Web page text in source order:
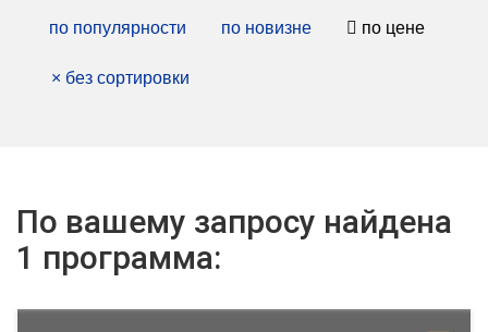
по популярности по новизне по цене
× без сортировки
По вашему запросу найдена
1 программа: